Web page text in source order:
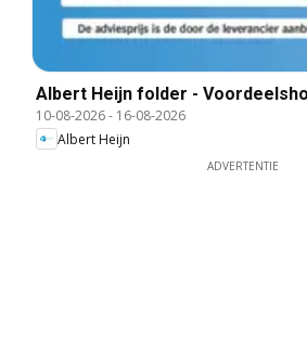
Albert Heijn folder -
10-08-2026- 16-08-2026
Albert Heijn
ADVERTENTIE